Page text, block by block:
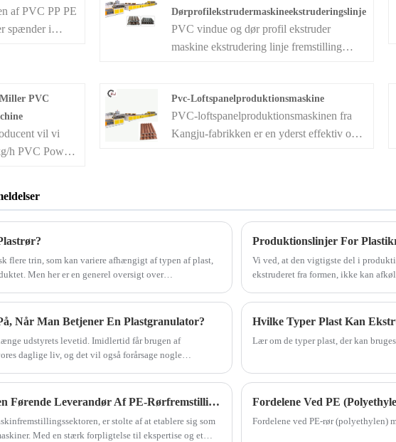
af ​​PVC PP PE
spænder i
der skal
af ​​en
slibeskive, der
identisk
driver
effektivt
Afhængigt
maskiner
i ét stykke
Dørprofilekstrudermaskineekstruderingslinje
PVC vindue og dør profil ekstruder
maskine ekstrudering linje fremstilling
profil af dobbelt skrue ekstruder. Denne
linje består af dobbeltskrueekstruder,
ekstruderingsform, kalibreringsplatform;
PVC
vil vi
h PVC Powder
Pvc-Loftspanelproduktionsmaskine
PVC-loftspanelproduktionsmaskinen fra
Kangju-fabrikken er en yderst effektiv og
kvalitet og hurtig produktion af PVC-
loftpaneler, der opfylder kravene fra
moderne bygge- og indretningsindustrier.
PVC-loftspanelproduktionsmaskinen er
bygget med holdbarhed og pålidelighed i
tankerne, hvilket sikrer en langvarig
investering for din virksomhed.
flere trin, som kan variere afhængigt af typen af ​​plast,
Men her er en generel oversigt over
Produktionslinjer For
Vi ved, at den vigtigste del i
ekstruderet fra formen, ikke kan
Når Man Betjener En Plastgranulator?
udstyrets levetid. Imidlertid får brugen af
daglige liv, og det vil også forårsage nogle
Hvilke Typer Plast Kan
Lær om de typer plast, der kan
Kangju Machinery Fremstår Som Den Førende Leverandør Af PE-Rørfremstillingsmaskiner Og Revolutionerer Industrien
er stolte af at etablere sig som
Med en stærk forpligtelse til ekspertise og et
Fordelene Ved PE
Fordelene ved PE-rør (polyethylen)